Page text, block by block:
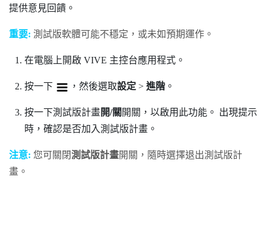
提供意見回饋。
重要: 測試版軟體可能不穩定，或未如預期運作。
在電腦上開啟 VIVE 主控台應用程式。
按一下 ，然後選取設定> 進階。
按一下測試版計畫開/關 開關，以啟用此功能。 出現提示
時，確認是否加入測試版計畫。
注意: 您可關閉測試版計畫開關，隨時選擇退出測試版計
畫。